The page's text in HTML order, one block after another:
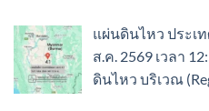
แผ่นดินไหว ประเ
ส.ค. 2569 เวลา
ดินไหว บริเวณ